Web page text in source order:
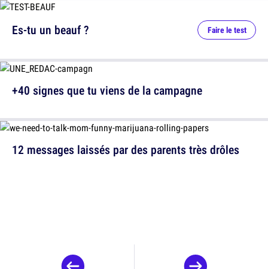
12 messages laissés par des parents très drôles
Es-tu un beauf ? Faire le test
+40 signes que tu viens de la campagne